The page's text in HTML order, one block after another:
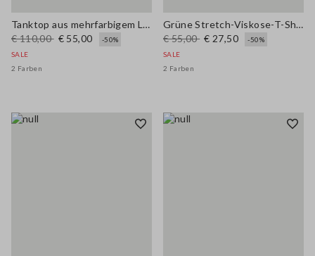
Tanktop aus mehrfarbigem Leinenmix mit Netzstruktur in regulärer Passform
€ 110,00 € 55,00
-50%
SALE
2 Farben
Grüne Stretch-Viskose-T-Shirt mit Knöpfen im figurbetonten Schnitt
€ 55,00 € 27,50
-50%
SALE
2 Farben